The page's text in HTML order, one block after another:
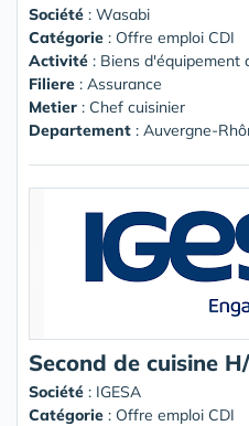
Société : Wasabi
Catégorie : Offre emploi CDI
Activité : Biens d'équipement
Filiere : Assurance
Metier : Chef cuisinier
Departement : Auvergne-
Second de cuisine
Société : IGESA
Catégorie : Offre emploi CDI